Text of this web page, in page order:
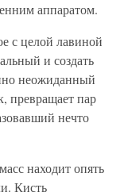
аппаратом.
с целой лавиной
и создать
неожиданный
превращает пар
нечто
находит опять
Кисть